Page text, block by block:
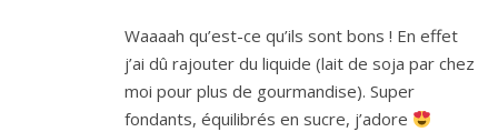
Waaaah qu’est-ce qu’ils sont bons ! En effet
j’ai dû rajouter du liquide (lait de soja par chez
moi pour plus de gourmandise). Super
fondants, équilibrés en sucre, j’adore